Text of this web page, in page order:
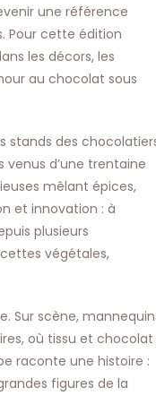
une référence
Pour cette édition
les décors, les
au chocolat sous
stands des
d’une trentaine
mêlant épices,
et innovation : à
plusieurs
végétales,
Sur scène,
où tissu et chocolat
raconte une histoire :
figures de la